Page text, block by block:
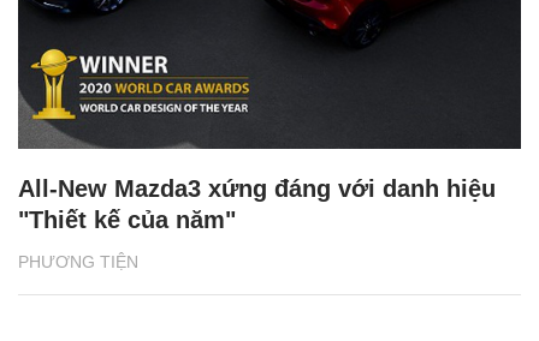
PHƯƠNG TIỆN
All-New Mazda3 xứng đáng với danh hiệu
"Thiết kế của năm"